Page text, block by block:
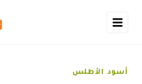
أسود الأطلس